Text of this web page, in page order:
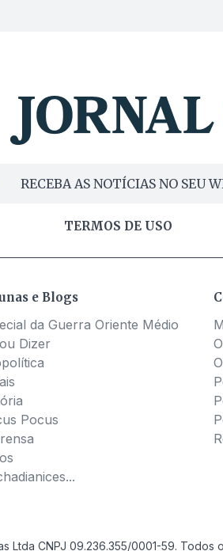
RECEBA AS NOTÍCIAS NO SEU
TERMOS DE USO
e Blogs
da Guerra Oriente Médio
Dizer
Pocus
Ltda CNPJ 09.236.355/0001-59. Todos